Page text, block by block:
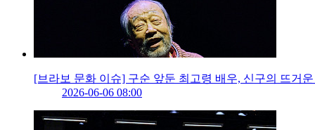
[브라보 문화 이슈] 구순 앞둔 최고령 배우, 신구의 뜨거
2026-06-06 08:00